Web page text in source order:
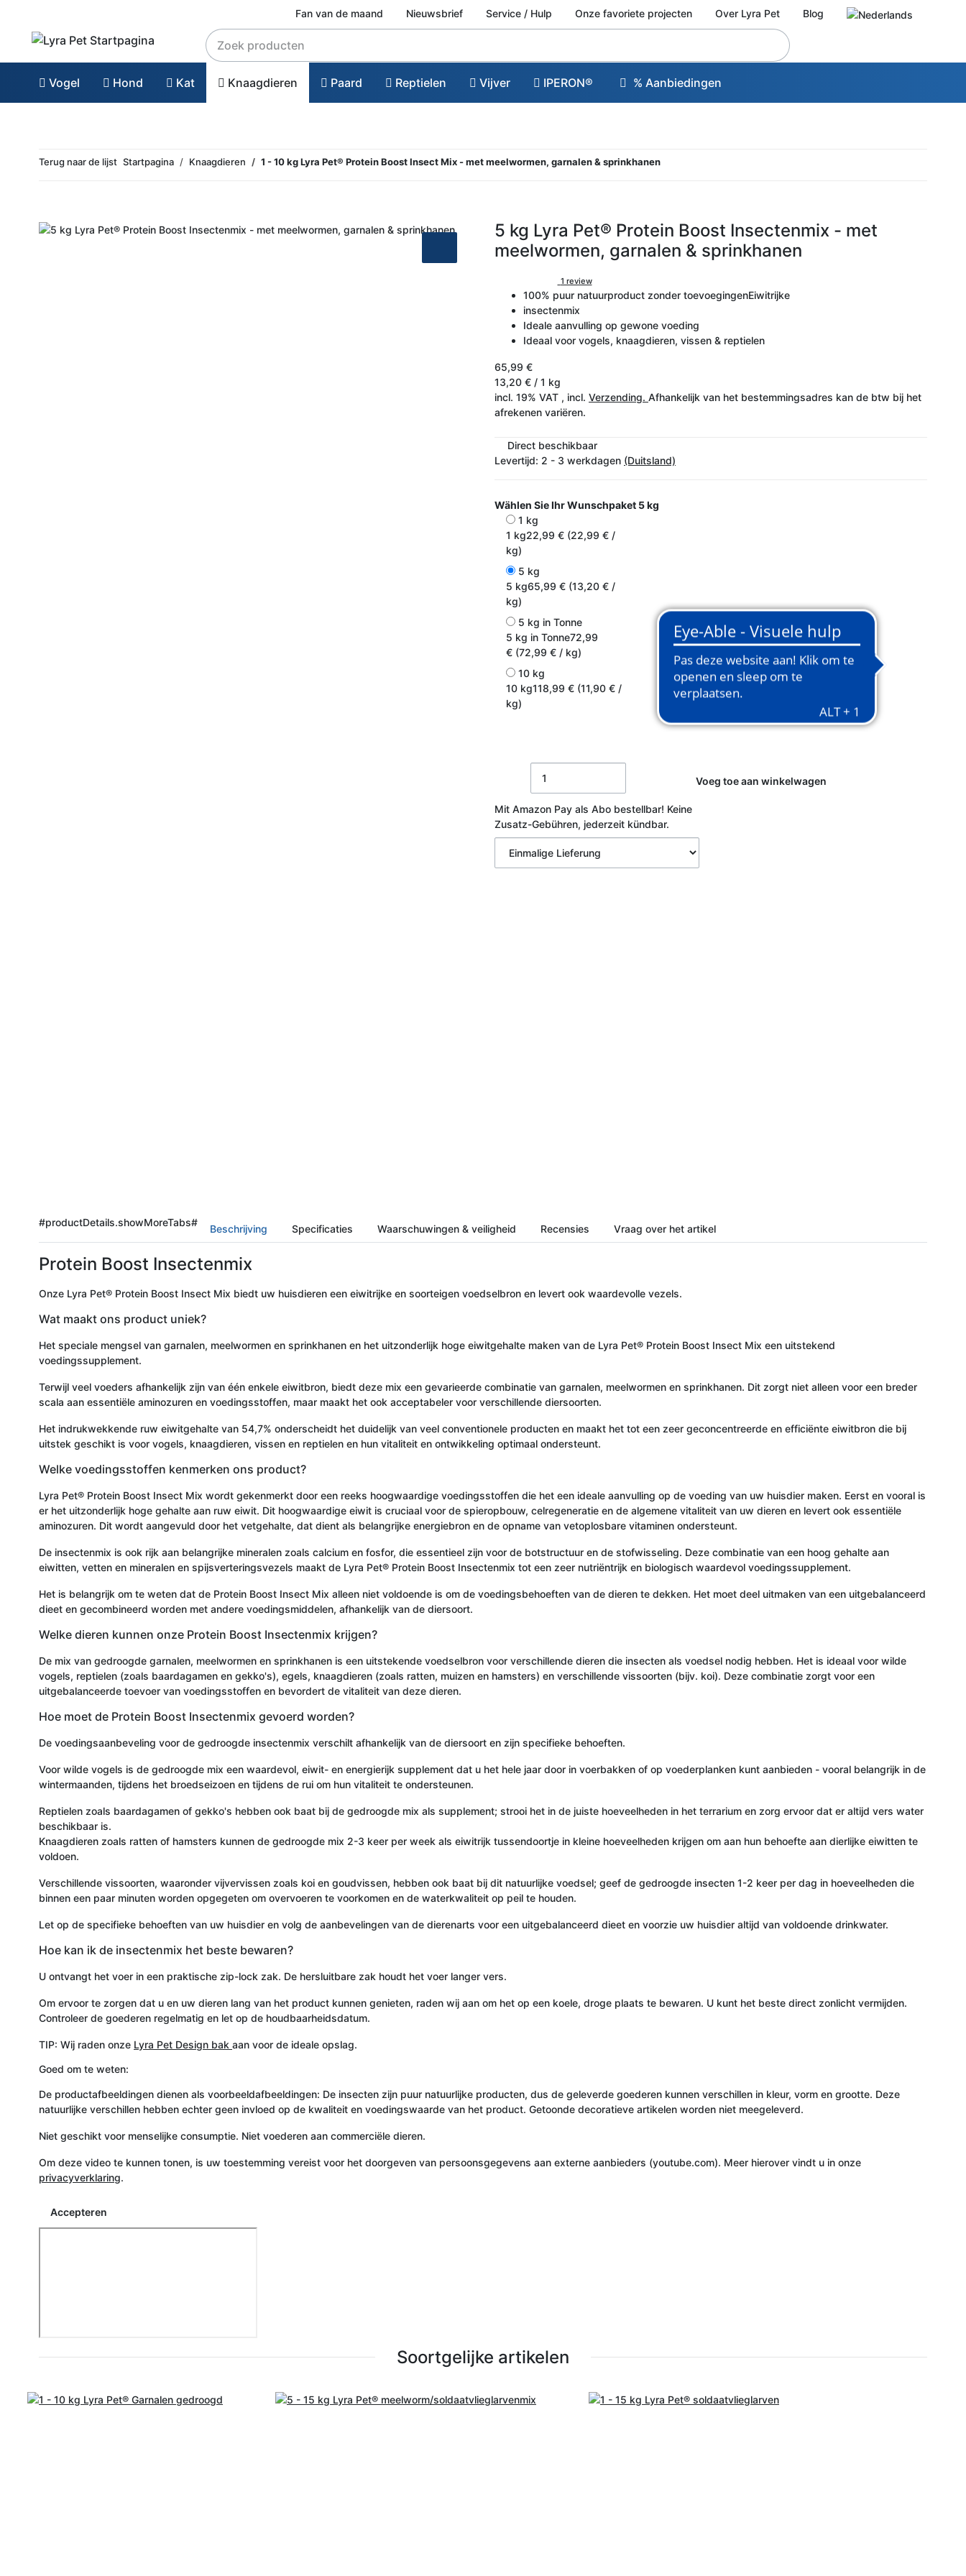
Fan van de maand Nieuwsbrief Service / Hulp Onze favoriete projecten Over Lyra Pet Blog
Vogel Hond Kat Knaagdieren Paard Reptielen Vijver IPERON® % Aanbiedingen
Terug naar de lijst Startpagina Knaagdieren 1 - 10 kg Lyra Pet® Protein Boost Insect Mix - met meelwormen, garnalen & sprinkhanen
5 kg Lyra Pet® Protein Boost Insectenmix - met
meelwormen, garnalen & sprinkhanen
1 review
100% puur natuurproduct zonder toevoegingenEiwitrijke
insectenmix
Ideale aanvulling op gewone voeding
Ideaal voor vogels, knaagdieren, vissen & reptielen
65,99 €
13,20 € / 1 kg
incl. 19% VAT , incl. Verzending. Afhankelijk van het bestemmingsadres kan de btw bij het
afrekenen variëren.
Direct beschikbaar
Levertijd: 2 - 3 werkdagen (Duitsland)
Wählen Sie Ihr Wunschpaket 5 kg
1 kg
1 kg22,99 € (22,99 € /
kg)
5 kg
5 kg65,99 € (13,20 € /
kg)
5 kg in Tonne
5 kg in Tonne72,99
€ (72,99 € / kg)
10 kg
10 kg118,99 € (11,90 € /
kg)
Voeg toe aan winkelwagen
Mit Amazon Pay als Abo bestellbar! Keine
Zusatz-Gebühren, jederzeit kündbar.
#productDetails.showMoreTabs#
Beschrijving Specificaties Waarschuwingen & veiligheid Recensies Vraag over het artikel
Protein Boost Insectenmix
Onze Lyra Pet® Protein Boost Insect Mix biedt uw huisdieren een eiwitrijke en soorteigen voedselbron en levert ook waardevolle vezels.
Wat maakt ons product uniek?
Het speciale mengsel van garnalen, meelwormen en sprinkhanen en het uitzonderlijk hoge eiwitgehalte maken van de Lyra Pet® Protein Boost Insect Mix een uitstekend
voedingssupplement.
Terwijl veel voeders afhankelijk zijn van één enkele eiwitbron, biedt deze mix een gevarieerde combinatie van garnalen, meelwormen en sprinkhanen. Dit zorgt niet alleen voor een breder
scala aan essentiële aminozuren en voedingsstoffen, maar maakt het ook acceptabeler voor verschillende diersoorten.
Het indrukwekkende ruw eiwitgehalte van 54,7% onderscheidt het duidelijk van veel conventionele producten en maakt het tot een zeer geconcentreerde en efficiënte eiwitbron die bij
uitstek geschikt is voor vogels, knaagdieren, vissen en reptielen en hun vitaliteit en ontwikkeling optimaal ondersteunt.
Welke voedingsstoffen kenmerken ons product?
Lyra Pet® Protein Boost Insect Mix wordt gekenmerkt door een reeks hoogwaardige voedingsstoffen die het een ideale aanvulling op de voeding van uw huisdier maken. Eerst en vooral is
er het uitzonderlijk hoge gehalte aan ruw eiwit. Dit hoogwaardige eiwit is cruciaal voor de spieropbouw, celregeneratie en de algemene vitaliteit van uw dieren en levert ook essentiële
aminozuren. Dit wordt aangevuld door het vetgehalte, dat dient als belangrijke energiebron en de opname van vetoplosbare vitaminen ondersteunt.
De insectenmix is ook rijk aan belangrijke mineralen zoals calcium en fosfor, die essentieel zijn voor de botstructuur en de stofwisseling. Deze combinatie van een hoog gehalte aan
eiwitten, vetten en mineralen en spijsverteringsvezels maakt de Lyra Pet® Protein Boost Insectenmix tot een zeer nutriëntrijk en biologisch waardevol voedingssupplement.
Het is belangrijk om te weten dat de Protein Boost Insect Mix alleen niet voldoende is om de voedingsbehoeften van de dieren te dekken. Het moet deel uitmaken van een uitgebalanceerd
dieet en gecombineerd worden met andere voedingsmiddelen, afhankelijk van de diersoort.
Welke dieren kunnen onze Protein Boost Insectenmix krijgen?
De mix van gedroogde garnalen, meelwormen en sprinkhanen is een uitstekende voedselbron voor verschillende dieren die insecten als voedsel nodig hebben. Het is ideaal voor wilde
vogels, reptielen (zoals baardagamen en gekko's), egels, knaagdieren (zoals ratten, muizen en hamsters) en verschillende vissoorten (bijv. koi). Deze combinatie zorgt voor een
uitgebalanceerde toevoer van voedingsstoffen en bevordert de vitaliteit van deze dieren.
Hoe moet de Protein Boost Insectenmix gevoerd worden?
De voedingsaanbeveling voor de gedroogde insectenmix verschilt afhankelijk van de diersoort en zijn specifieke behoeften.
Voor wilde vogels is de gedroogde mix een waardevol, eiwit- en energierijk supplement dat u het hele jaar door in voerbakken of op voederplanken kunt aanbieden - vooral belangrijk in de
wintermaanden, tijdens het broedseizoen en tijdens de rui om hun vitaliteit te ondersteunen.
Reptielen zoals baardagamen of gekko's hebben ook baat bij de gedroogde mix als supplement; strooi het in de juiste hoeveelheden in het terrarium en zorg ervoor dat er altijd vers water
beschikbaar is.
Knaagdieren zoals ratten of hamsters kunnen de gedroogde mix 2-3 keer per week als eiwitrijk tussendoortje in kleine hoeveelheden krijgen om aan hun behoefte aan dierlijke eiwitten te
voldoen.
Verschillende vissoorten, waaronder vijvervissen zoals koi en goudvissen, hebben ook baat bij dit natuurlijke voedsel; geef de gedroogde insecten 1-2 keer per dag in hoeveelheden die
binnen een paar minuten worden opgegeten om overvoeren te voorkomen en de waterkwaliteit op peil te houden.
Let op de specifieke behoeften van uw huisdier en volg de aanbevelingen van de dierenarts voor een uitgebalanceerd dieet en voorzie uw huisdier altijd van voldoende drinkwater.
Hoe kan ik de insectenmix het beste bewaren?
U ontvangt het voer in een praktische zip-lock zak. De hersluitbare zak houdt het voer langer vers.
Om ervoor te zorgen dat u en uw dieren lang van het product kunnen genieten, raden wij aan om het op een koele, droge plaats te bewaren. U kunt het beste direct zonlicht vermijden.
Controleer de goederen regelmatig en let op de houdbaarheidsdatum.
TIP: Wij raden onze Lyra Pet Design bak aan voor de ideale opslag.
Goed om te weten:
De productafbeeldingen dienen als voorbeeldafbeeldingen: De insecten zijn puur natuurlijke producten, dus de geleverde goederen kunnen verschillen in kleur, vorm en grootte. Deze
natuurlijke verschillen hebben echter geen invloed op de kwaliteit en voedingswaarde van het product. Getoonde decoratieve artikelen worden niet meegeleverd.
Niet geschikt voor menselijke consumptie. Niet voederen aan commerciële dieren.
Om deze video te kunnen tonen, is uw toestemming vereist voor het doorgeven van persoonsgegevens aan externe aanbieders (youtube.com). Meer hierover vindt u in onze
privacyverklaring.
Accepteren
Soortgelijke artikelen